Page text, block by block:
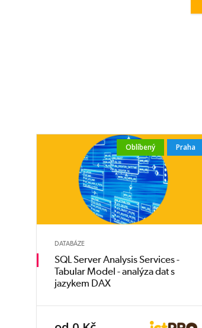
Oblíbený Praha
DATABÁZE
SQL Server Analysis Services -
Tabular Model - analýza dat s
jazykem DAX